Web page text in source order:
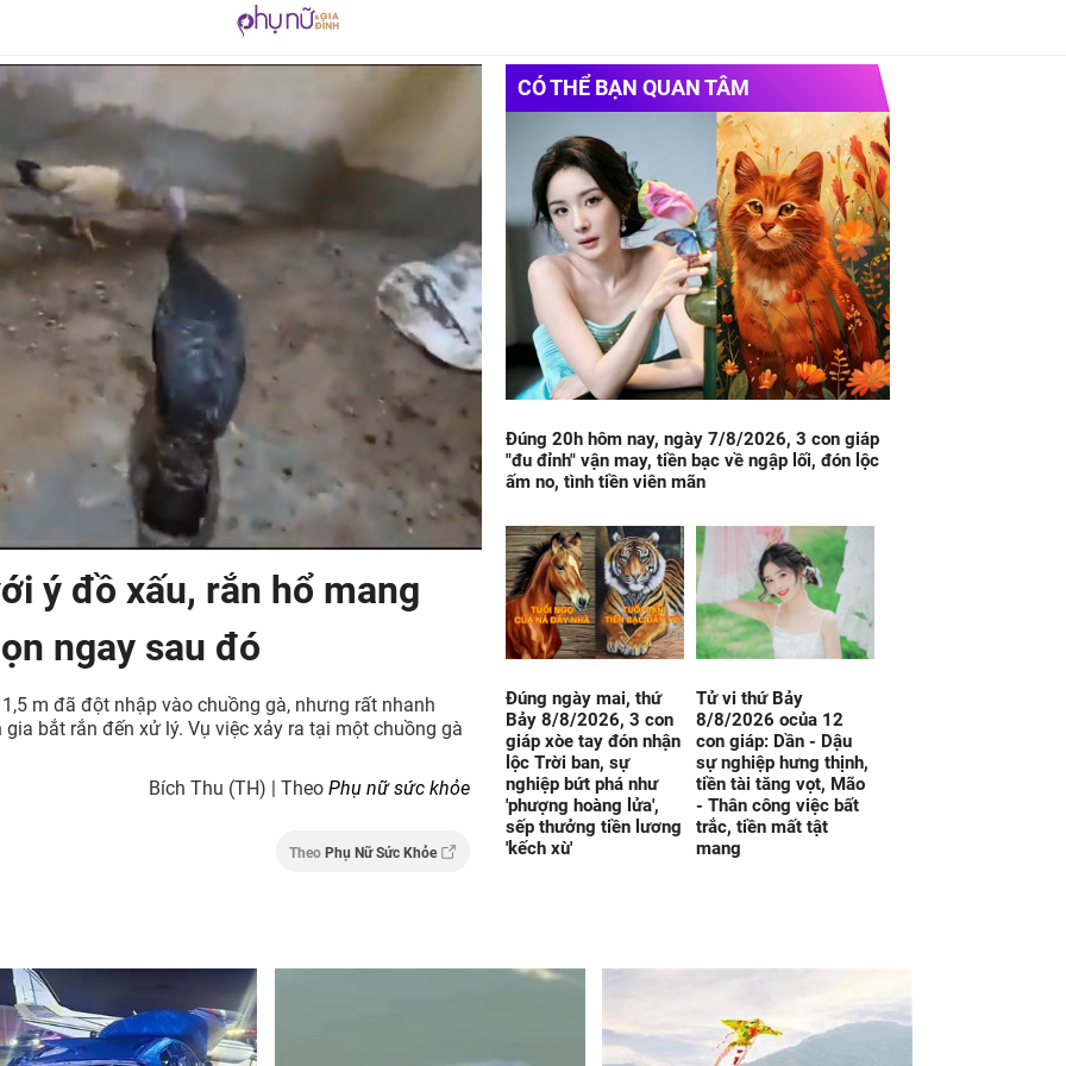
ý đồ xấu, rắn hổ mang
ngay sau đó
m đã đột nhập vào chuồng gà, nhưng rất nhanh
bắt rắn đến xử lý. Vụ việc xảy ra tại một chuồng gà
Bích Thu (TH) | TheoPhụ nữ sức khỏe
TheoPhụ Nữ Sức Khỏe
CÓ THỂ BẠN QUAN TÂM
Đúng 20h hôm nay, ngày 7/8/2026, 3 con giáp
"đu đỉnh" vận may, tiền bạc về ngập lối, đón lộc
ấm no, tình tiền viên mãn
Đúng ngày mai, thứ
Bảy 8/8/2026, 3 con
giáp xòe tay đón nhận
lộc Trời ban, sự
nghiệp bứt phá như
'phượng hoàng lửa',
sếp thưởng tiền lương
'kếch xù'
Tử vi thứ Bảy
8/8/2026 ocủa 12
con giáp: Dần - Dậu
sự nghiệp hưng thịnh,
tiền tài tăng vọt, Mão
- Thân công việc bất
trắc, tiền mất tật
mang